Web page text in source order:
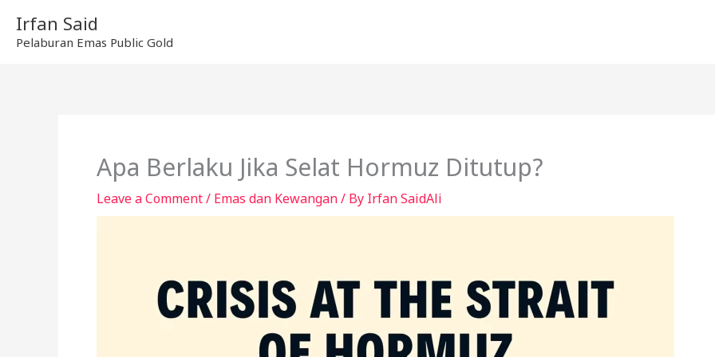
content
Irfan Said
Pelaburan Emas Public Gold
Apa Berlaku Jika Selat Hormuz Ditutup?
Leave a Comment/ Emas dan Kewangan/ By Irfan SaidAli